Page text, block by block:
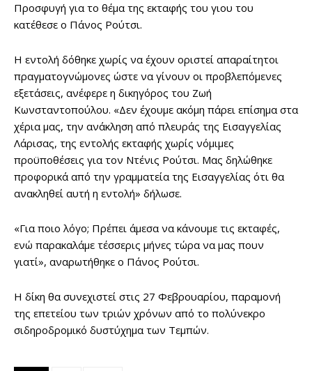
Προσφυγή για το θέμα της εκταφής του γιου του
κατέθεσε ο Πάνος Ρούτσι.
Η εντολή δόθηκε χωρίς να έχουν οριστεί απαραίτητοι
πραγματογνώμονες ώστε να γίνουν οι προβλεπόμενες
εξετάσεις, ανέφερε η δικηγόρος του Ζωή
Κωνσταντοπούλου. «Δεν έχουμε ακόμη πάρει επίσημα στα
χέρια μας, την ανάκληση από πλευράς της Εισαγγελίας
Λάρισας, της εντολής εκταφής χωρίς νόμιμες
προϋποθέσεις για τον Ντένις Ρούτσι. Μας δηλώθηκε
προφορικά από την γραμματεία της Εισαγγελίας ότι θα
ανακληθεί αυτή η εντολή» δήλωσε.
«Για ποιο λόγο; Πρέπει άμεσα να κάνουμε τις εκταφές,
ενώ παρακαλάμε τέσσερις μήνες τώρα να μας πουν
γιατί», αναρωτήθηκε ο Πάνος Ρούτσι.
Η δίκη θα συνεχιστεί στις 27 Φεβρουαρίου, παραμονή
της επετείου των τριών χρόνων από το πολύνεκρο
σιδηροδρομικό δυστύχημα των Τεμπών.